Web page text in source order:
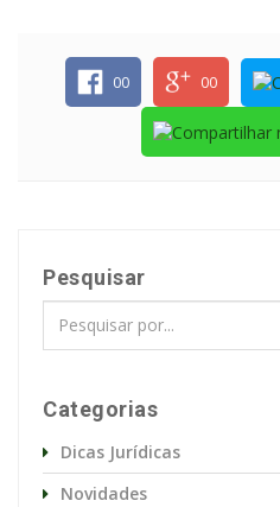
00 00
Pesquisar
Categorias
Dicas Jurídicas
Novidades